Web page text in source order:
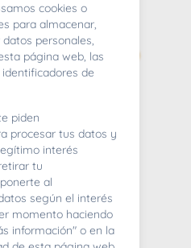
cookies o
para almacenar,
personales,
página web, las
de
piden
procesar tus datos y
interés
tu
al
según el interés
momento haciendo
información" o en la